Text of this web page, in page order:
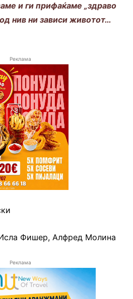
и ги прифаќаме „здраво
нив ни зависи животот…
Реклама
Фишер, Алфред Молина
Реклама